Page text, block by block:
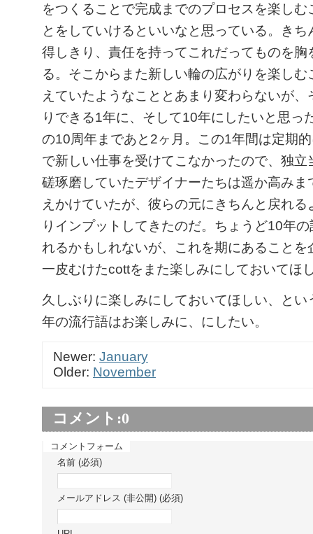
をつくることで完成までのプロセスを楽し
とをしていけるといいなと思っている。き
得しきり、責任を持ってこれだってものを胸
る。そこからまた新しい輪の広がりを楽し
えていたようなこととあまり変わらないが
りできる1年に、そして10年にしたいと思っ
の10周年まであと2ヶ月。この1年間は定期
で新しい仕事を受けてこなかったので、独立
磋琢磨していたデザイナーたちは遥か高みま
えかけていたが、彼らの元にきちんと戻れ
りインプットしてきたのだ。ちょうど10年
れるかもしれないが、これを期にあることを
一皮むけたcottをまた楽しみにしておいてほ
久しぶりに楽しみにしておいてほしい、とい
年の流行語はお楽しみに、にしたい。
Newer: January
Older: November
コメント:0
コメントフォーム
名前 (必須)
メールアドレス (非公開) (必須)